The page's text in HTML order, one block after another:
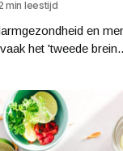
min leestijd
en
het 'tweede